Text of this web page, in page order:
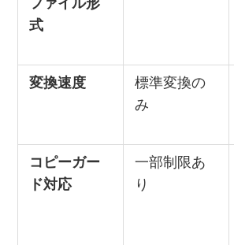
ファイル形
式
変換速度
標準変換の
み
コピーガー
ド対応
一部制限あ
り